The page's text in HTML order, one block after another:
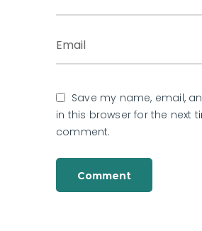
Save my name, email,
in this browser for the next
comment.